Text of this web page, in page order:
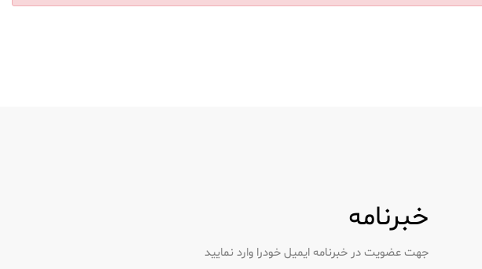
خبرنامه
جهت عضویت در خبرنامه ایمیل خودرا وارد نمایید